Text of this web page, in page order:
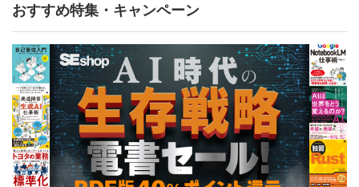
おすすめ特集・キャンペーン